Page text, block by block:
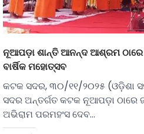
ନୂଆପଡ଼ା ଶାନ୍ତି ଆନନ୍ଦ ଆଶ୍ରମ
ବାର୍ଷିକ ମହୋତ୍ସବ
କଟକ ସଦର, ୩୦/୧୧/୨୦୨୫ (ଓଡ଼ିଶା
ସଦର ଅନ୍ତର୍ଗତ କଟକ ନୂଆପଡ଼ା ଠାରେ
ଅଭିରାମ ପରମହଂସ ଦେବ…